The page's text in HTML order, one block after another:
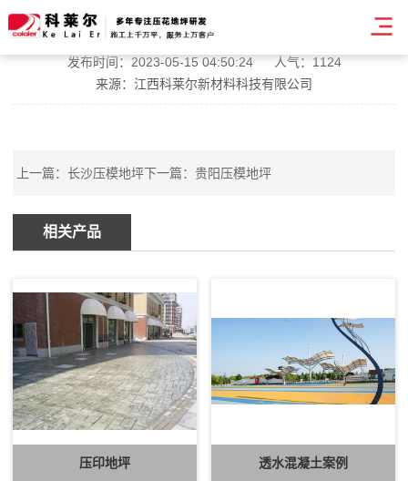
压模地坪造价
发布时间：2023-05-15 04:50:24
人气：1124
来源：江西科莱尔新材料科技有限公司
上一篇：长沙压模地坪下一篇：贵阳压模地坪
相关产品
压印地坪 透水混凝土案例